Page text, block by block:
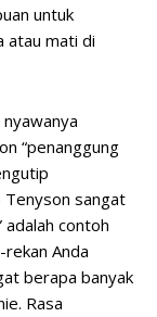
untuk
atau mati di
“penanggung
Tenyson sangat
contoh
Anda
berapa banyak
Rasa